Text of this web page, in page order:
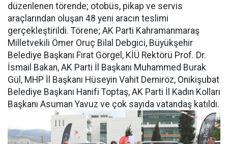
düzenlenen törende; otobüs, pikap ve servis
araçlarından oluşan 48 yeni aracın teslimi
gerçekleştirildi. Törene; AK Parti Kahramanmaraş
Milletvekili Ömer Oruç Bilal Debgici, Büyükşehir
Belediye Başkanı Fırat Görgel, KİÜ Rektörü Prof. Dr.
İsmail Bakan, AK Parti İl Başkanı Muhammed Burak
Gül, MHP İl Başkanı Hüseyin Vahit Demiröz, Onikişubat
Belediye Başkanı Hanifi Toptaş, AK Parti İl Kadın Kolları
Başkanı Asuman Yavuz ve çok sayıda vatandaş katıldı.